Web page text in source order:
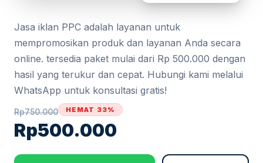
Jasa iklan PPC adalah layanan untuk
mempromosikan produk dan layanan Anda secara
online. tersedia paket mulai dari Rp 500.000 dengan
hasil yang terukur dan cepat. Hubungi kami melalui
WhatsApp untuk konsultasi gratis!
Rp750.000
Rp500.000
HEMAT 33%